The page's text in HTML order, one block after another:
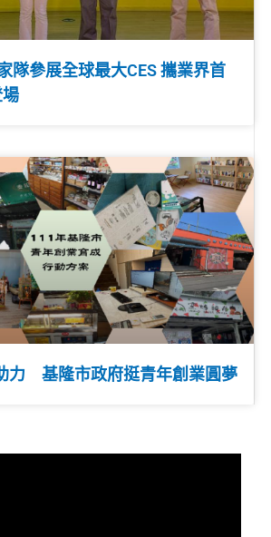
隊參展全球最大CES 攜業界首
力 基隆市政府挺青年創業圓夢